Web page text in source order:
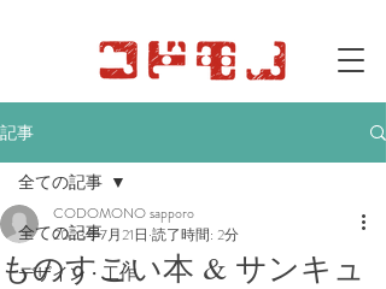
記事
全ての記事
デザイン・工作
全ての記事
ものすごい本 & サンキュ
CODOMONO sapporo
2023年7月21日 読了時間: 2分